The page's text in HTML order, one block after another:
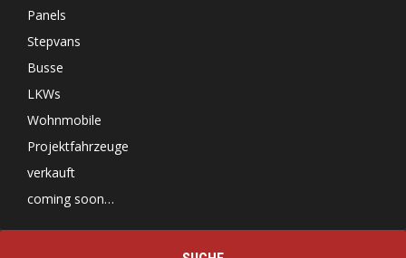
Panels
Stepvans
Busse
LKWs
Wohnmobile
Projektfahrzeuge
verkauft
coming soon…